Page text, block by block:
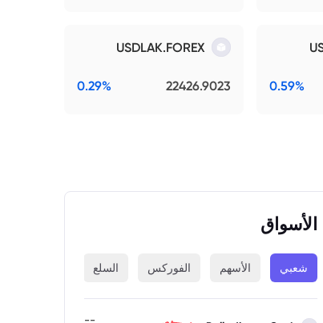
0.59%
USDLAK.FOREX
22426.9023
0.29%
الأسواق
شعبي الأسهم الفوركس السلع
--